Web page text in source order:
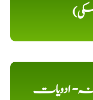
ادویات